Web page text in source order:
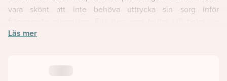
vara skönt att inte behöva uttrycka sin sorg inför
telefon går det alltid att ringa våra kunniga
Läs mer